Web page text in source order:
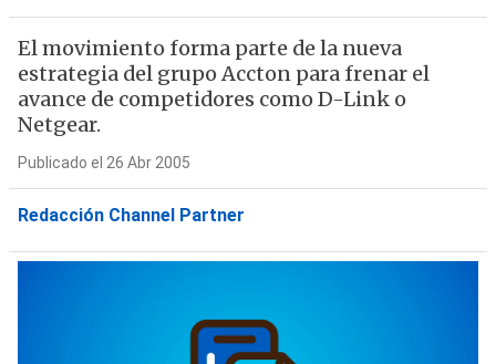
El movimiento forma parte de la nueva
estrategia del grupo Accton para frenar el
avance de competidores como D-Link o
Netgear.
Publicado el 26 Abr 2005
Redacción Channel Partner